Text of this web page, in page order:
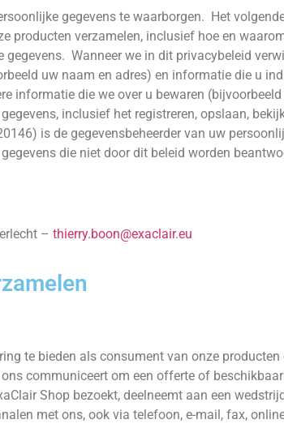
gegevens te waarborgen. Het
producten verzamelen, inclusief hoe en
Wanneer we in dit privacybeleid
uw naam en adres) en informatie die u
informatie die we over u bewaren (bijvoorbeeld
inclusief het registreren, opslaan,
is de gegevensbeheerder van uw
die niet door dit beleid worden
– thierry.boon@exaclair.eu
te bieden als consument van onze
communiceert om een offerte of
Shop bezoekt, deelneemt aan een
met ons, ook via telefoon, e-mail, fax,